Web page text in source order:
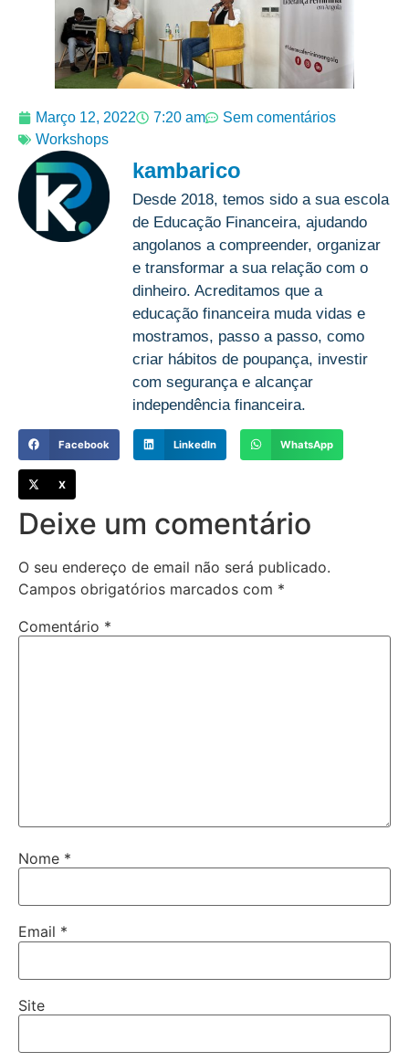
Março 12, 2022 7:20 am
Sem comentários
Workshops
kambarico
Desde 2018, temos sido a sua escola
de Educação Financeira, ajudando
angolanos a compreender, organizar
e transformar a sua relação com o
dinheiro. Acreditamos que a
educação financeira muda vidas e
mostramos, passo a passo, como
criar hábitos de poupança, investir
com segurança e alcançar
independência financeira.
Facebook LinkedIn WhatsApp
X
Deixe um comentário
O seu endereço de email não será publicado.
Campos obrigatórios marcados com *
Comentário *
Nome *
Email *
Site